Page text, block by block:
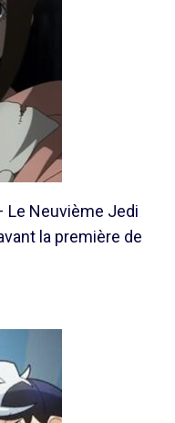
Le Neuvième Jedi
la première de